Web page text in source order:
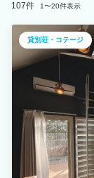
107件 1〜20件表示
貸別荘・コテージ